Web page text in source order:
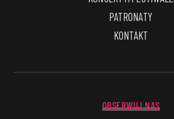
PATRONATY
KONTAKT
OBSERWUJ NAS